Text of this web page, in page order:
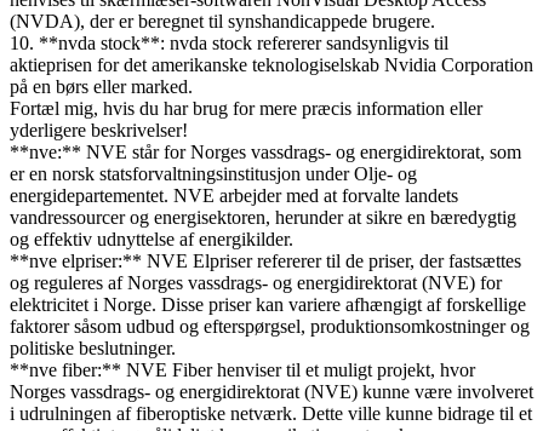
(NVDA), der er beregnet til synshandicappede brugere.
10. **nvda stock**: nvda stock refererer sandsynligvis til
aktieprisen for det amerikanske teknologiselskab Nvidia Corporation
på en børs eller marked.
Fortæl mig, hvis du har brug for mere præcis information eller
yderligere beskrivelser!
**nve:** NVE står for Norges vassdrags- og energidirektorat, som
er en norsk statsforvaltningsinstitusjon under Olje- og
energidepartementet. NVE arbejder med at forvalte landets
vandressourcer og energisektoren, herunder at sikre en bæredygtig
og effektiv udnyttelse af energikilder.
**nve elpriser:** NVE Elpriser refererer til de priser, der fastsættes
og reguleres af Norges vassdrags- og energidirektorat (NVE) for
elektricitet i Norge. Disse priser kan variere afhængigt af forskellige
faktorer såsom udbud og efterspørgsel, produktionsomkostninger og
politiske beslutninger.
**nve fiber:** NVE Fiber henviser til et muligt projekt, hvor
Norges vassdrags- og energidirektorat (NVE) kunne være involveret
i udrulningen af fiberoptiske netværk. Dette ville kunne bidrage til et